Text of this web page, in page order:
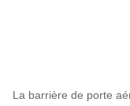
La barrière de porte